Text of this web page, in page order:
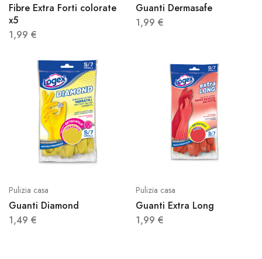
Fibre Extra Forti colorate
x5
1,99 €
Guanti Dermasafe
1,99 €
Pulizia casa
Guanti Diamond
1,49 €
Pulizia casa
Guanti Extra Long
1,99 €